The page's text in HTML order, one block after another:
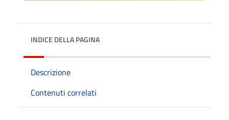
INDICE DELLA PAGINA
Descrizione
Contenuti correlati